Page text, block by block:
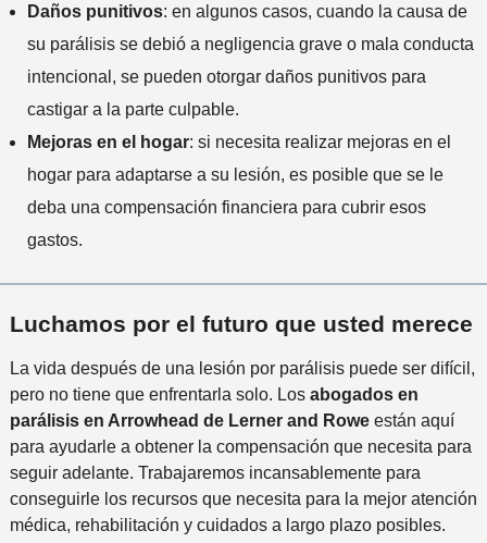
Daños punitivos: en algunos casos, cuando la causa de
su parálisis se debió a negligencia grave o mala conducta
intencional, se pueden otorgar daños punitivos para
castigar a la parte culpable.
Mejoras en el hogar: si necesita realizar mejoras en el
hogar para adaptarse a su lesión, es posible que se le
deba una compensación financiera para cubrir esos
gastos.
Luchamos por el futuro que usted merece
La vida después de una lesión por parálisis puede ser difícil,
pero no tiene que enfrentarla solo. Los abogados en
parálisis en Arrowhead de Lerner and Roweestán aquí
para ayudarle a obtener la compensación que necesita para
seguir adelante. Trabajaremos incansablemente para
conseguirle los recursos que necesita para la mejor atención
médica, rehabilitación y cuidados a largo plazo posibles.